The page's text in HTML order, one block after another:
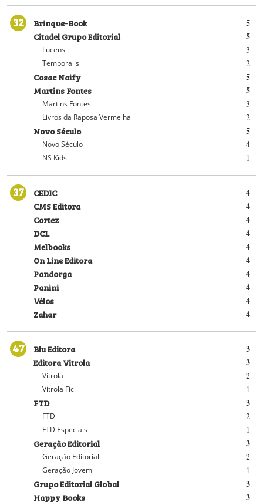
32 5
Brinque-Book
5
Citadel Grupo Editorial
3
Lucens
2
Temporalis
5
Cosac Naify
5
Martins Fontes
3
Martins Fontes
2
Livros da Raposa Vermelha
5
Novo Século
4
Novo Século
1
NS Kids
37 4
CEDIC
4
CMS Editora
4
Cortez
4
DCL
4
Melbooks
4
On Line Editora
4
Pandorga
4
Panini
4
Vélos
4
Zahar
47 3
Blu Editora
3
Editora Vitrola
2
Vitrola
1
Vitrola Fic
3
FTD
2
FTD
1
FTD Especiais
3
Geração Editorial
2
Geração Editorial
1
Geração Jovem
3
Grupo Editorial Global
3
Happy Books